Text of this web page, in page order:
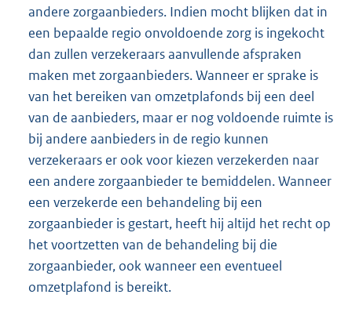
andere zorgaanbieders. Indien mocht blijken dat in
een bepaalde regio onvoldoende zorg is ingekocht
dan zullen verzekeraars aanvullende afspraken
maken met zorgaanbieders. Wanneer er sprake is
van het bereiken van omzetplafonds bij een deel
van de aanbieders, maar er nog voldoende ruimte is
bij andere aanbieders in de regio kunnen
verzekeraars er ook voor kiezen verzekerden naar
een andere zorgaanbieder te bemiddelen. Wanneer
een verzekerde een behandeling bij een
zorgaanbieder is gestart, heeft hij altijd het recht op
het voortzetten van de behandeling bij die
zorgaanbieder, ook wanneer een eventueel
omzetplafond is bereikt.